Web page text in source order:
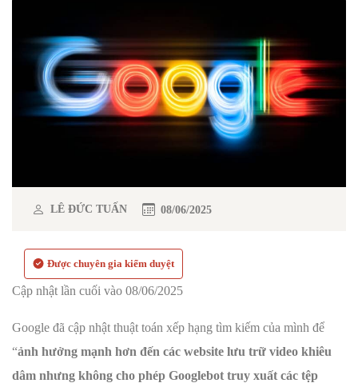
LÊ ĐỨC TUẤN 08/06/2025
Được chuyên gia kiểm duyệt
Cập nhật lần cuối vào 08/06/2025
Google đã cập nhật thuật toán xếp hạng tìm kiếm của mình để
“ảnh hưởng mạnh hơn đến các website lưu trữ video khiêu
dâm nhưng không cho phép Googlebot truy xuất các tệp